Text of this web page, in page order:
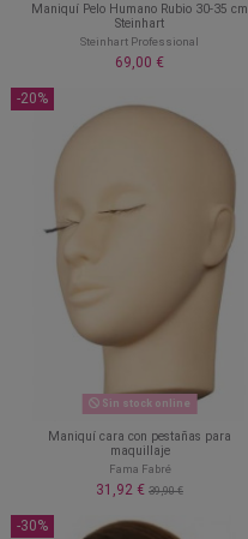
Maniquí Pelo Humano Rubio 30-35 cm
Steinhart
Steinhart Professional
69,00 €
-20%
Sin stock online
Maniquí cara con pestañas para
maquillaje
Fama Fabré
31,92 € 39,90 €
-30%